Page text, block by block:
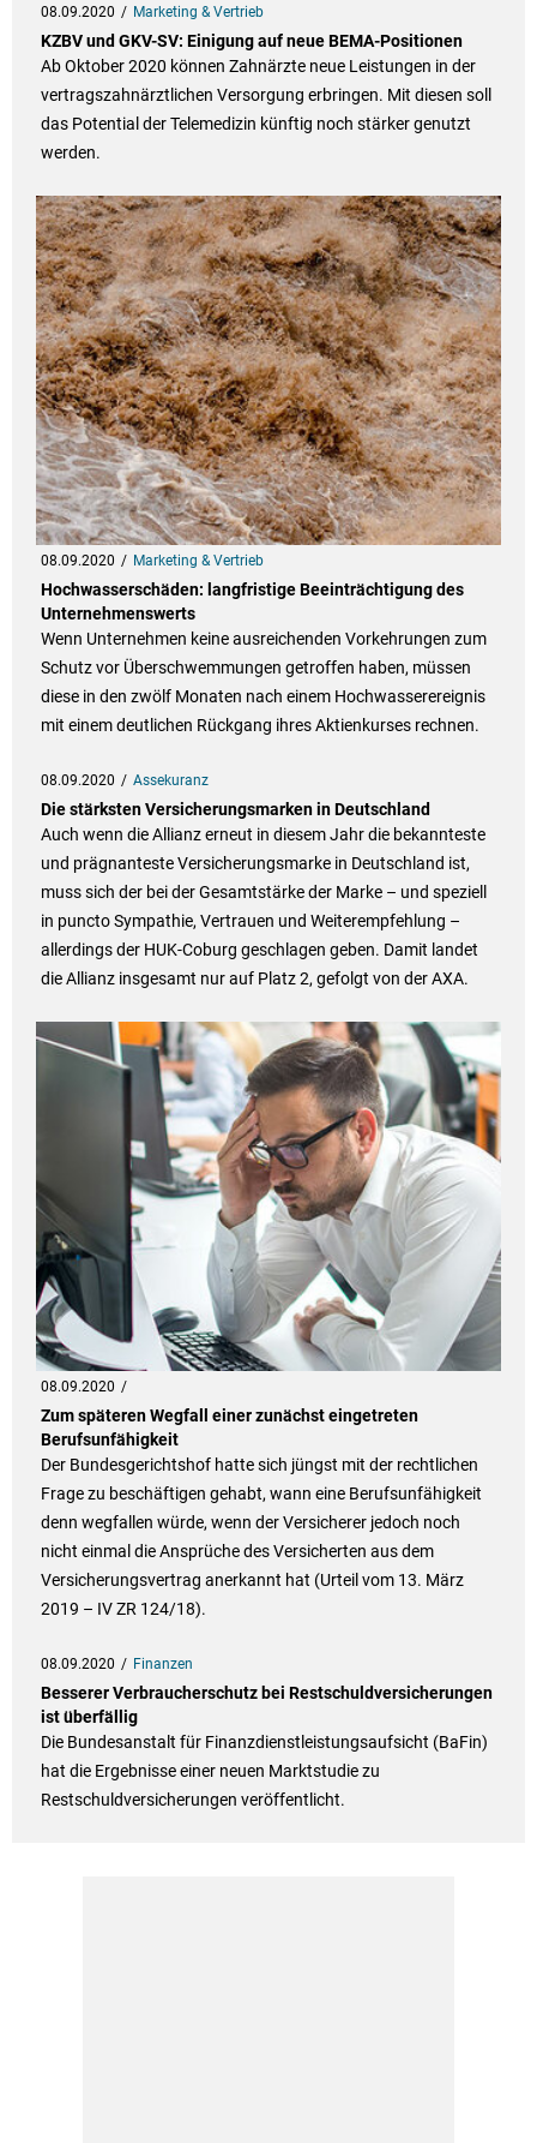
08.09.2020 Marketing & Vertrieb
KZBV und GKV-SV: Einigung auf neue BEMA-Positionen
Ab Oktober 2020 können Zahnärzte neue Leistungen in der
vertragszahnärztlichen Versorgung erbringen. Mit diesen soll
das Potential der Telemedizin künftig noch stärker genutzt
werden.
08.09.2020 Marketing & Vertrieb
Hochwasserschäden: langfristige Beeinträchtigung des
Unternehmenswerts
Wenn Unternehmen keine ausreichenden Vorkehrungen zum
Schutz vor Überschwemmungen getroffen haben, müssen
diese in den zwölf Monaten nach einem Hochwasserereignis
mit einem deutlichen Rückgang ihres Aktienkurses rechnen.
08.09.2020 Assekuranz
Die stärksten Versicherungsmarken in Deutschland
Auch wenn die Allianz erneut in diesem Jahr die bekannteste
und prägnanteste Versicherungsmarke in Deutschland ist,
muss sich der bei der Gesamtstärke der Marke – und speziell
in puncto Sympathie, Vertrauen und Weiterempfehlung –
allerdings der HUK-Coburg geschlagen geben. Damit landet
die Allianz insgesamt nur auf Platz 2, gefolgt von der AXA.
08.09.2020
Zum späteren Wegfall einer zunächst eingetreten
Berufsunfähigkeit
Der Bundesgerichtshof hatte sich jüngst mit der rechtlichen
Frage zu beschäftigen gehabt, wann eine Berufsunfähigkeit
denn wegfallen würde, wenn der Versicherer jedoch noch
nicht einmal die Ansprüche des Versicherten aus dem
Versicherungsvertrag anerkannt hat (Urteil vom 13. März
2019 – IV ZR 124/18).
08.09.2020 Finanzen
Besserer Verbraucherschutz bei Restschuldversicherungen
ist überfällig
Die Bundesanstalt für Finanzdienstleistungsaufsicht (BaFin)
hat die Ergebnisse einer neuen Marktstudie zu
Restschuldversicherungen veröffentlicht.